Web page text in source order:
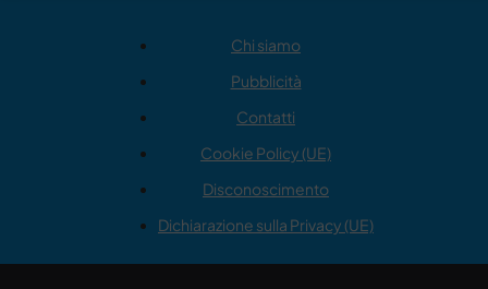
Chi siamo
Pubblicità
Contatti
Cookie Policy (UE)
Disconoscimento
Dichiarazione sulla Privacy (UE)